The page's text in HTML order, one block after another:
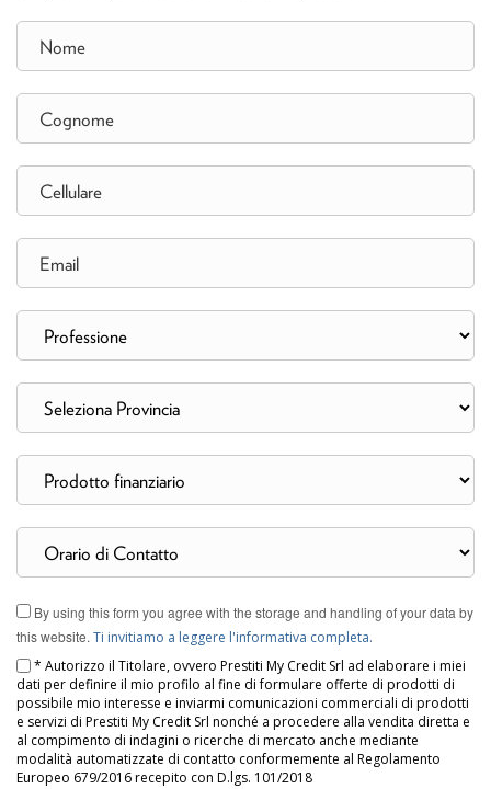
By using this form you agree with the storage and handling of your data by
this website. Ti invitiamo a leggere l'informativa completa.
* Autorizzo il Titolare, ovvero Prestiti My Credit Srl ad elaborare i miei
dati per definire il mio profilo al fine di formulare offerte di prodotti di
possibile mio interesse e inviarmi comunicazioni commerciali di prodotti
e servizi di Prestiti My Credit Srl nonché a procedere alla vendita diretta e
al compimento di indagini o ricerche di mercato anche mediante
modalità automatizzate di contatto conformemente al Regolamento
Europeo 679/2016 recepito con D.lgs. 101/2018